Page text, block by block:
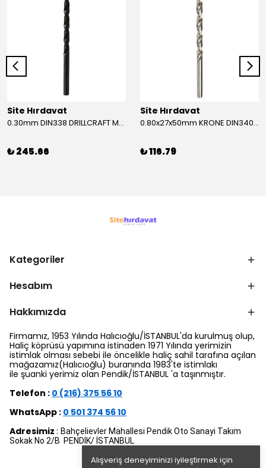
Alışveriş deneyiminizi iyileştirmek için
Site Hırdavat
0.30mm DIN338 DRILLCRAFT MATKAP UCU HSS 10 Adet
₺ 245.66
Site Hırdavat
0.80x27x50mm KRONE DIN340 UZUN MATKAP UCU HSS 10 Adet
₺ 116.79
Kategoriler
Hesabım
Hakkımızda
Firmamız, 1953 Yılında Halıcıoğlu/İSTANBUL'da kurulmuş olup,
Haliç köprüsü yapımına istinaden 1971 Yılında yerimizin
istimlak olması sebebi ile öncelikle haliç sahil tarafına açılan
mağazamız(Halıcıoğlu) buranında 1983'te istimlakı
ile şuanki yerimiz olan Pendik/İSTANBUL 'a taşınmıştır.
Telefon : 0 (216) 375 56 10
WhatsApp : 0 501 374 56 10
Adresimiz : Bahçelievler Mahallesi Pendik Oto Sanayi Takım
Sokak No 2/B PENDİK/ İSTANBUL